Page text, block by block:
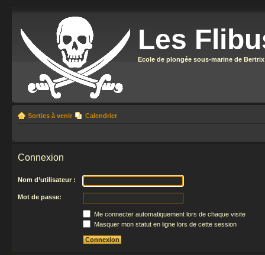
Les
Ecole de plongée sous-marine de Bertrix
Sorties à venir Calendrier
Connexion
Nom d’utilisateur :
Mot de passe:
Me connecter automatiquement lors de chaque visite
Masquer mon statut en ligne lors de cette session